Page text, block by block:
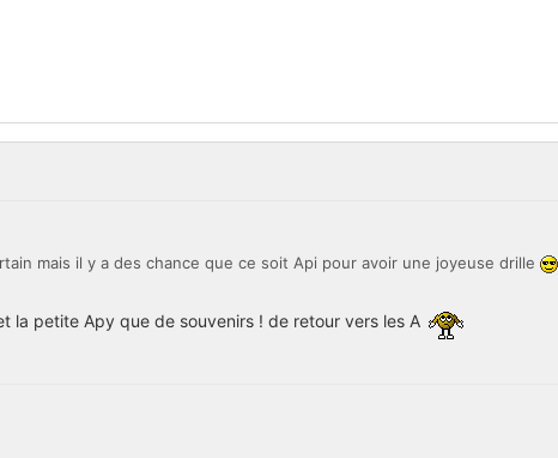
mais il y a des chance que ce soit Api pour avoir une joyeuse drille
la petite Apy que de souvenirs ! de retour vers les A